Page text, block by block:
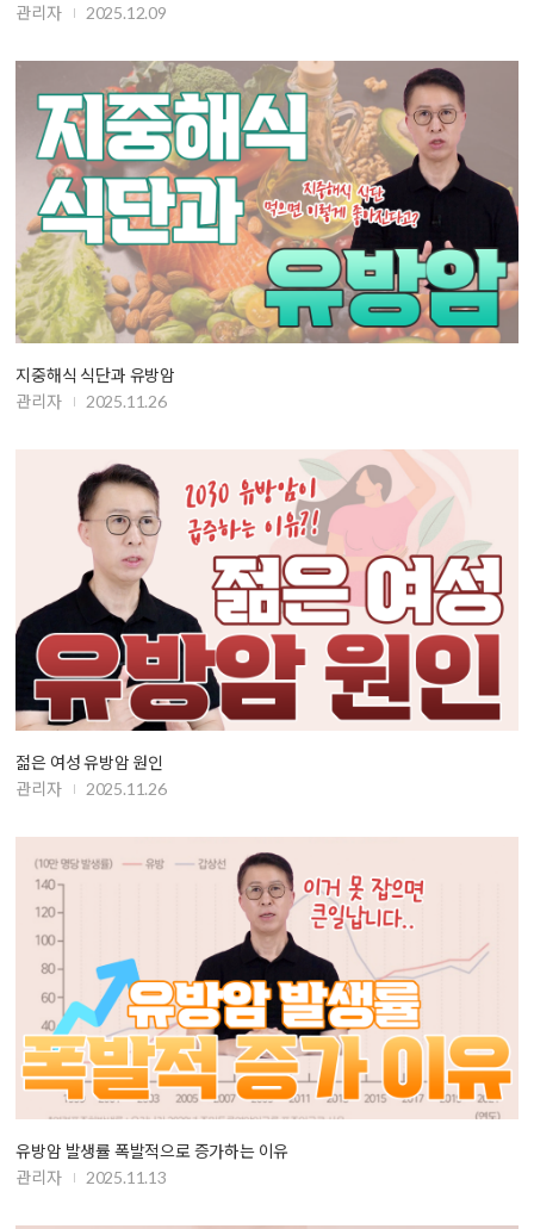
관리자
2025.12.09
지중해식 식단과 유방암
관리자
2025.11.26
젊은 여성 유방암 원인
관리자
2025.11.26
유방암 발생률 폭발적으로 증가하는 이유
관리자
2025.11.13